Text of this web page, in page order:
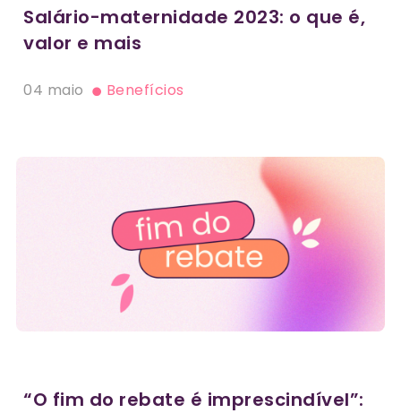
Salário-maternidade 2023: o que é,
valor e mais
04 maio Benefícios
“O fim do rebate é imprescindível”: